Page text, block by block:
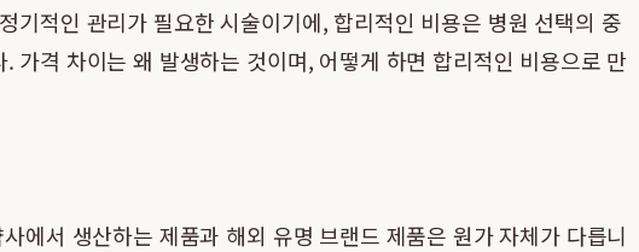
적인 관리가 필요한 시술이기에, 합리적인 비용은 병원 선택의 중
격 차이는 왜 발생하는 것이며, 어떻게 하면 합리적인 비용으로 만
에서 생산하는 제품과 해외 유명 브랜드 제품은 원가 자체가 다릅니